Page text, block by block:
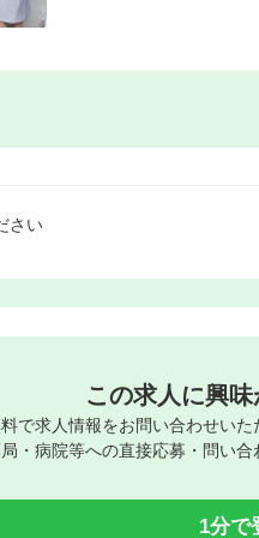
さい
この求人に興
で求人情報をお問い合わせいた
・病院等への直接応募・問い合
1分で